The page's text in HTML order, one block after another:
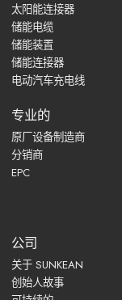
太阳能连接器
储能电缆
储能装置
储能连接器
电动汽车充电线
专业的
原厂设备制造商
分销商
EPC
公司
关于 SUNKEAN
创始人故事